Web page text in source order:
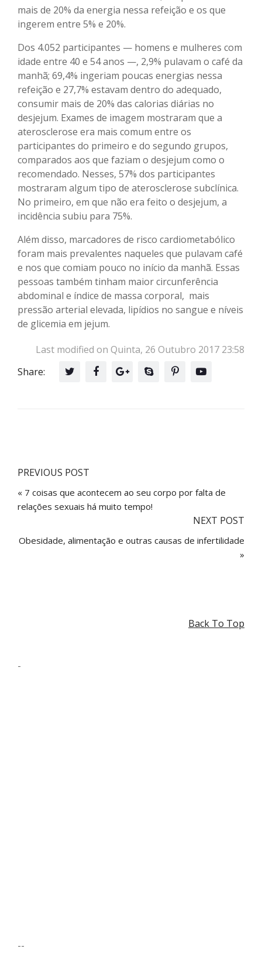
mais de 20% da energia nessa refeição e os que
ingerem entre 5% e 20%.
Dos 4.052 participantes — homens e mulheres com
idade entre 40 e 54 anos —, 2,9% pulavam o café da
manhã; 69,4% ingeriam poucas energias nessa
refeição e 27,7% estavam dentro do adequado,
consumir mais de 20% das calorias diárias no
desjejum. Exames de imagem mostraram que a
aterosclerose era mais comum entre os
participantes do primeiro e do segundo grupos,
comparados aos que faziam o desjejum como o
recomendado. Nesses, 57% dos participantes
mostraram algum tipo de aterosclerose subclínica.
No primeiro, em que não era feito o desjejum, a
incidência subiu para 75%.
Além disso, marcadores de risco cardiometabólico
foram mais prevalentes naqueles que pulavam café
e nos que comiam pouco no início da manhã. Essas
pessoas também tinham maior circunferência
abdominal e índice de massa corporal, mais
pressão arterial elevada, lipídios no sangue e níveis
de glicemia em jejum.
Last modified on Quinta, 26 Outubro 2017 23:58
Share:
PREVIOUS POST
« 7 coisas que acontecem ao seu corpo por falta de
relações sexuais há muito tempo!
NEXT POST
Obesidade, alimentação e outras causas de infertilidade
»
Back To Top
-
--